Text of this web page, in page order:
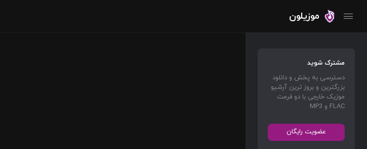
موزیلون
مشترک شوید
دسترسی به پخش و دانلود
بزرگترین و بروز ترین آرشیو
موزیک خارجی با دو فرمت
FLAC و MP3
عضویت رایگان